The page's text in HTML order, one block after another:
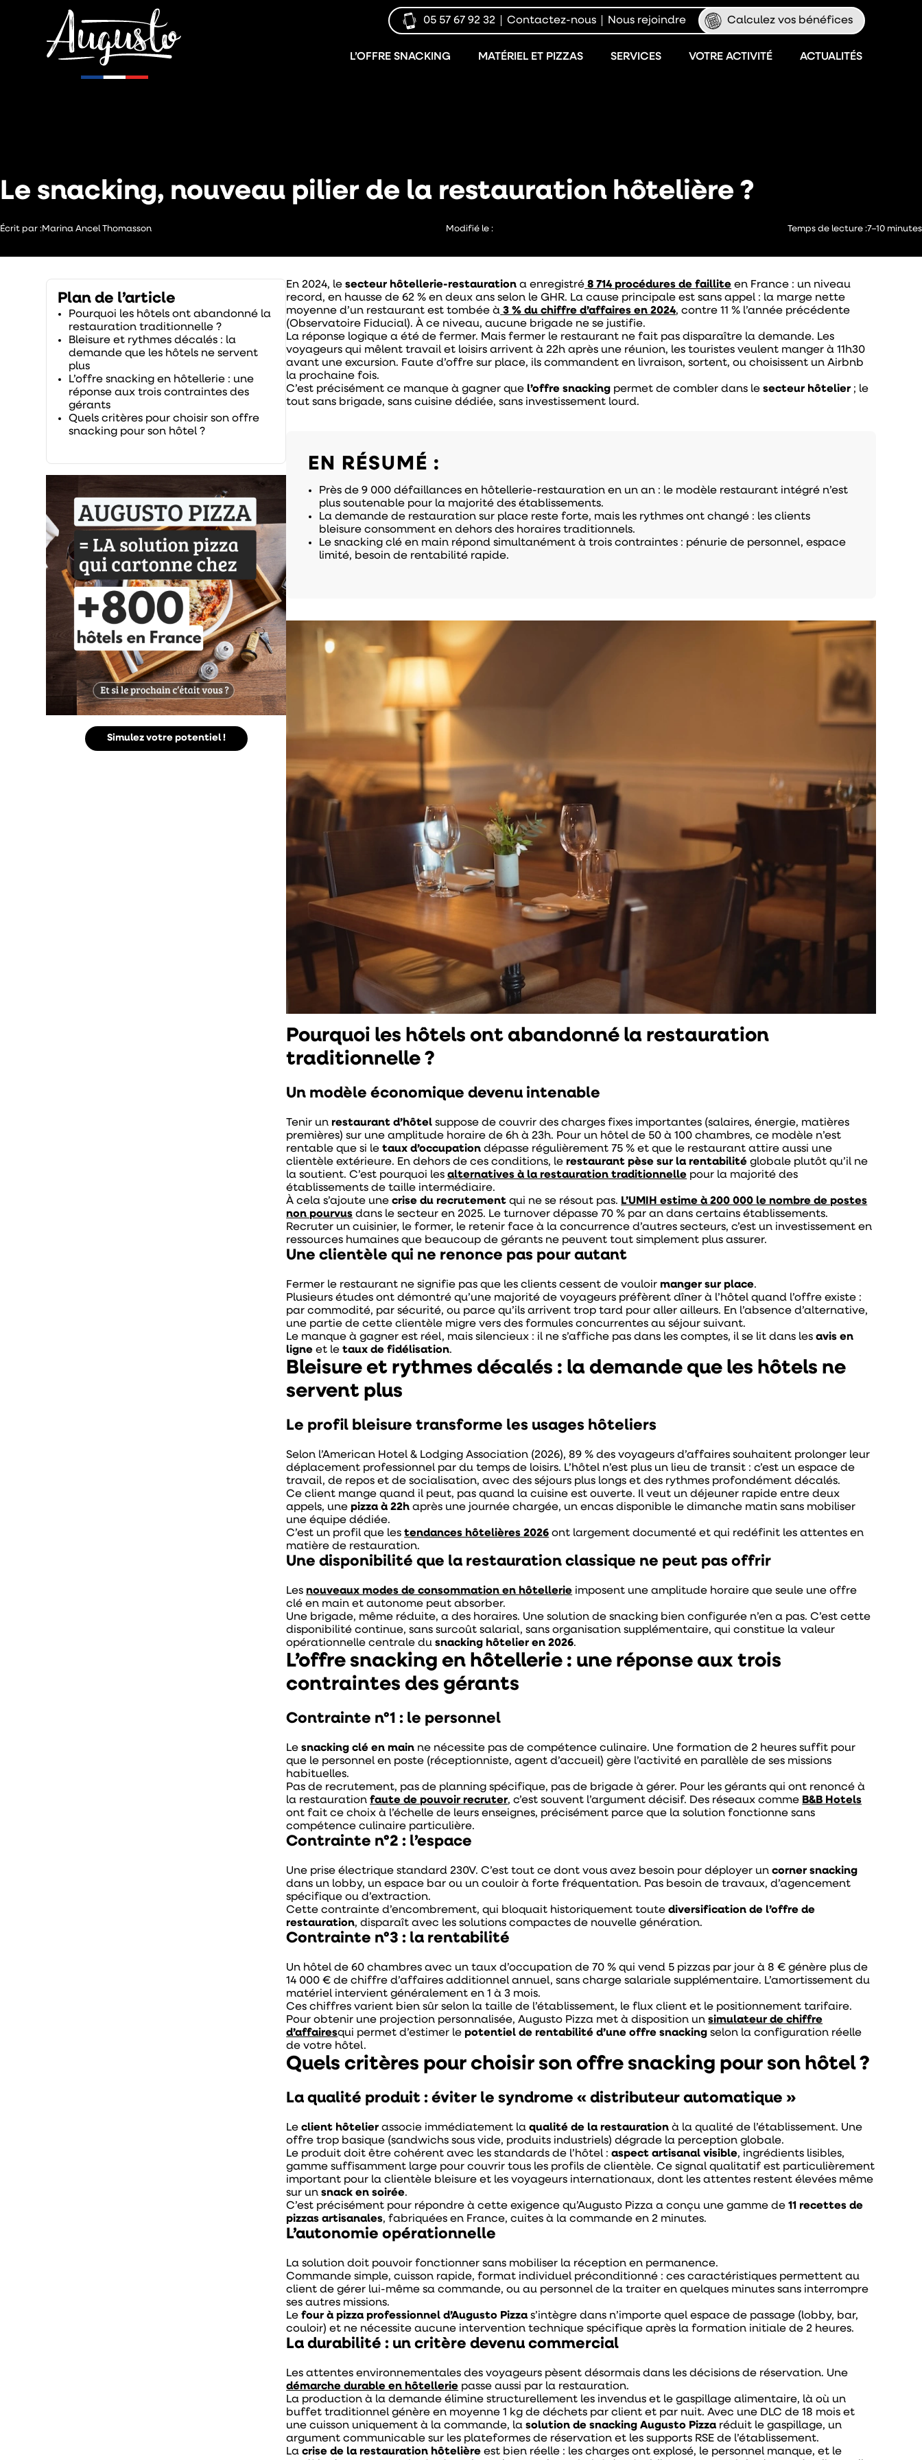
05 57 67 92 32 Contactez-nous Nous rejoindre Calculez vos bénéfices
L’OFFRE SNACKING MATÉRIEL ET PIZZAS SERVICES VOTRE ACTIVITÉ ACTUALITÉS
Le snacking, nouveau pilier de la restauration hôtelière ?
Écrit par :Marina Ancel Thomasson Modifié le : Temps de lecture :7–10 minutes
Plan de l’article
Pourquoi les hôtels ont abandonné la
restauration traditionnelle ?
Bleisure et rythmes décalés : la
demande que les hôtels ne servent
plus
L’offre snacking en hôtellerie : une
réponse aux trois contraintes des
gérants
Quels critères pour choisir son offre
snacking pour son hôtel ?
Simulez votre potentiel !
En 2024, lesecteur hôtellerie-restaurationa enregistré 8 714 procédures de faillite en France : un niveau
record, en hausse de 62 % en deux ans selon le GHR. La cause principale est sans appel : la marge nette
moyenne d’un restaurant est tombée à 3 % du chiffre d’affaires en 2024, contre 11 % l’année précédente
(Observatoire Fiducial). À ce niveau, aucune brigade ne se justifie.
La réponse logique a été de fermer. Mais fermer le restaurant ne fait pas disparaître la demande. Les
voyageurs qui mêlent travail et loisirs arrivent à 22h après une réunion, les touristes veulent manger à 11h30
avant une excursion. Faute d’offre sur place, ils commandent en livraison, sortent, ou choisissent un Airbnb
la prochaine fois.
C’est précisément ce manque à gagner que l’offre snacking permet de combler dans lesecteur hôtelier ; le
tout sans brigade, sans cuisine dédiée, sans investissement lourd.
EN RÉSUMÉ :
Près de 9 000 défaillances en hôtellerie-restauration en un an : le modèle restaurant intégré n’est
plus soutenable pour la majorité des établissements.
La demande de restauration sur place reste forte, mais les rythmes ont changé : les clients
bleisure consomment en dehors des horaires traditionnels.
Le snacking clé en main répond simultanément à trois contraintes : pénurie de personnel, espace
limité, besoin de rentabilité rapide.
Pourquoi les hôtels ont abandonné la restauration
traditionnelle ?
Un modèle économique devenu intenable
Tenir un restaurant d’hôtelsuppose de couvrir des charges fixes importantes (salaires, énergie, matières
premières) sur une amplitude horaire de 6h à 23h. Pour un hôtel de 50 à 100 chambres, ce modèle n’est
rentable que si letaux d’occupation dépasse régulièrement 75 % et que le restaurant attire aussi une
clientèle extérieure. En dehors de ces conditions, le restaurant pèse sur la rentabilité globale plutôt qu’il ne
la soutient. C’est pourquoi lesalternatives à la restauration traditionnelle pour la majorité des
établissements de taille intermédiaire.
À cela s’ajoute unecrise du recrutement qui ne se résout pas. L’UMIH estime à 200 000 le nombre de postes
non pourvus dans le secteur en 2025. Le turnover dépasse 70 % par an dans certains établissements.
Recruter un cuisinier, le former, le retenir face à la concurrence d’autres secteurs, c’est un investissement en
ressources humaines que beaucoup de gérants ne peuvent tout simplement plus assurer.
Une clientèle qui ne renonce pas pour autant
Fermer le restaurant ne signifie pas que les clients cessent de vouloir manger sur place.
Plusieurs études ont démontré qu’une majorité de voyageurs préfèrent dîner à l’hôtel quand l’offre existe :
par commodité, par sécurité, ou parce qu’ils arrivent trop tard pour aller ailleurs. En l’absence d’alternative,
une partie de cette clientèle migre vers des formules concurrentes au séjour suivant.
Le manque à gagner est réel, mais silencieux : il ne s’affiche pas dans les comptes, il se lit dans lesavis en
ligneet le taux de fidélisation.
Bleisure et rythmes décalés : la demande que les hôtels ne
servent plus
Le profil bleisure transforme les usages hôteliers
Selon l’American Hotel & Lodging Association (2026), 89 % des voyageurs d’affaires souhaitent prolonger leur
déplacement professionnel par du temps de loisirs. L’hôtel n’est plus un lieu de transit : c’est un espace de
travail, de repos et de socialisation, avec des séjours plus longs et des rythmes profondément décalés.
Ce client mange quand il peut, pas quand la cuisine est ouverte. Il veut un déjeuner rapide entre deux
appels, une pizza à 22h après une journée chargée, un encas disponible le dimanche matin sans mobiliser
une équipe dédiée.
C’est un profil que lestendances hôtelières 2026 ont largement documenté et qui redéfinit les attentes en
matière de restauration.
Une disponibilité que la restauration classique ne peut pas offrir
Les nouveaux modes de consommation en hôtellerie imposent une amplitude horaire que seule une offre
clé en main et autonome peut absorber.
Une brigade, même réduite, a des horaires. Une solution de snacking bien configurée n’en a pas. C’est cette
disponibilité continue, sans surcoût salarial, sans organisation supplémentaire, qui constitue la valeur
opérationnelle centrale dusnacking hôtelier en 2026.
L’offre snacking en hôtellerie : une réponse aux trois
contraintes des gérants
Contrainte n°1 : le personnel
Lesnacking clé en main ne nécessite pas de compétence culinaire. Une formation de 2 heures suffit pour
que le personnel en poste (réceptionniste, agent d’accueil) gère l’activité en parallèle de ses missions
habituelles.
Pas de recrutement, pas de planning spécifique, pas de brigade à gérer. Pour les gérants qui ont renoncé à
la restaurationfaute de pouvoir recruter, c’est souvent l’argument décisif. Des réseaux comme B&B Hotels
ont fait ce choix à l’échelle de leurs enseignes, précisément parce que la solution fonctionne sans
compétence culinaire particulière.
Contrainte n°2 : l’espace
Une prise électrique standard 230V. C’est tout ce dont vous avez besoin pour déployer uncorner snacking
dans un lobby, un espace bar ou un couloir à forte fréquentation. Pas besoin de travaux, d’agencement
spécifique ou d’extraction.
Cette contrainte d’encombrement, qui bloquait historiquement toutediversification de l’offre de
restauration, disparaît avec les solutions compactes de nouvelle génération.
Contrainte n°3 : la rentabilité
Un hôtel de 60 chambres avec un taux d’occupation de 70 % qui vend 5 pizzas par jour à 8 € génère plus de
14 000 € de chiffre d’affaires additionnel annuel, sans charge salariale supplémentaire. L’amortissement du
matériel intervient généralement en 1 à 3 mois.
Ces chiffres varient bien sûr selon la taille de l’établissement, le flux client et le positionnement tarifaire.
Pour obtenir une projection personnalisée, Augusto Pizza met à disposition unsimulateur de chiffre
d’affairesqui permet d’estimer le potentiel de rentabilité d’une offre snacking selon la configuration réelle
de votre hôtel.
Quels critères pour choisir son offre snacking pour son hôtel ?
La qualité produit : éviter le syndrome « distributeur automatique »
Leclient hôtelier associe immédiatement laqualité de la restauration à la qualité de l’établissement. Une
offre trop basique (sandwichs sous vide, produits industriels) dégrade la perception globale.
Le produit doit être cohérent avec les standards de l’hôtel :aspect artisanal visible, ingrédients lisibles,
gamme suffisamment large pour couvrir tous les profils de clientèle. Ce signal qualitatif est particulièrement
important pour la clientèle bleisure et les voyageurs internationaux, dont les attentes restent élevées même
sur unsnack en soirée.
C’est précisément pour répondre à cette exigence qu’Augusto Pizza a conçu une gamme de11 recettes de
pizzas artisanales, fabriquées en France, cuites à la commande en 2 minutes.
L’autonomie opérationnelle
La solution doit pouvoir fonctionner sans mobiliser la réception en permanence.
Commande simple, cuisson rapide, format individuel préconditionné : ces caractéristiques permettent au
client de gérer lui-même sa commande, ou au personnel de la traiter en quelques minutes sans interrompre
ses autres missions.
Lefour à pizza professionnel d’Augusto Pizzas’intègre dans n’importe quel espace de passage (lobby, bar,
couloir) et ne nécessite aucune intervention technique spécifique après la formation initiale de 2 heures.
La durabilité : un critère devenu commercial
Les attentes environnementales des voyageurs pèsent désormais dans les décisions de réservation. Une
démarche durable en hôtellerie passe aussi par la restauration.
La production à la demande élimine structurellement les invendus et le gaspillage alimentaire, là où un
buffet traditionnel génère en moyenne 1 kg de déchets par client et par nuit. Avec une DLC de 18 mois et
une cuisson uniquement à la commande, lasolution de snacking Augusto Pizza réduit le gaspillage, un
argument communicable sur les plateformes de réservation et les supports RSE de l’établissement.
Lacrise de la restauration hôtelière est bien réelle : les charges ont explosé, le personnel manque, et le